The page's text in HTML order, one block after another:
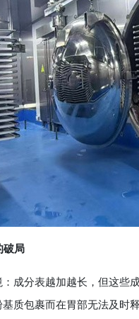
破局
分表越加越长，但这些
质包裹而在胃部无法及